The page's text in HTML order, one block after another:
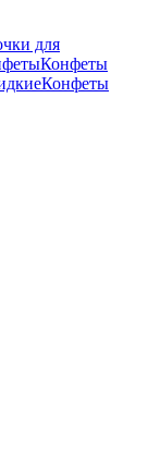
для
Конфеты
Конфеты